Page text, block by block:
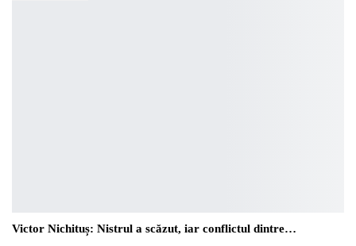
Victor Nichituș: Nistrul a scăzut, iar conflictul dintre…